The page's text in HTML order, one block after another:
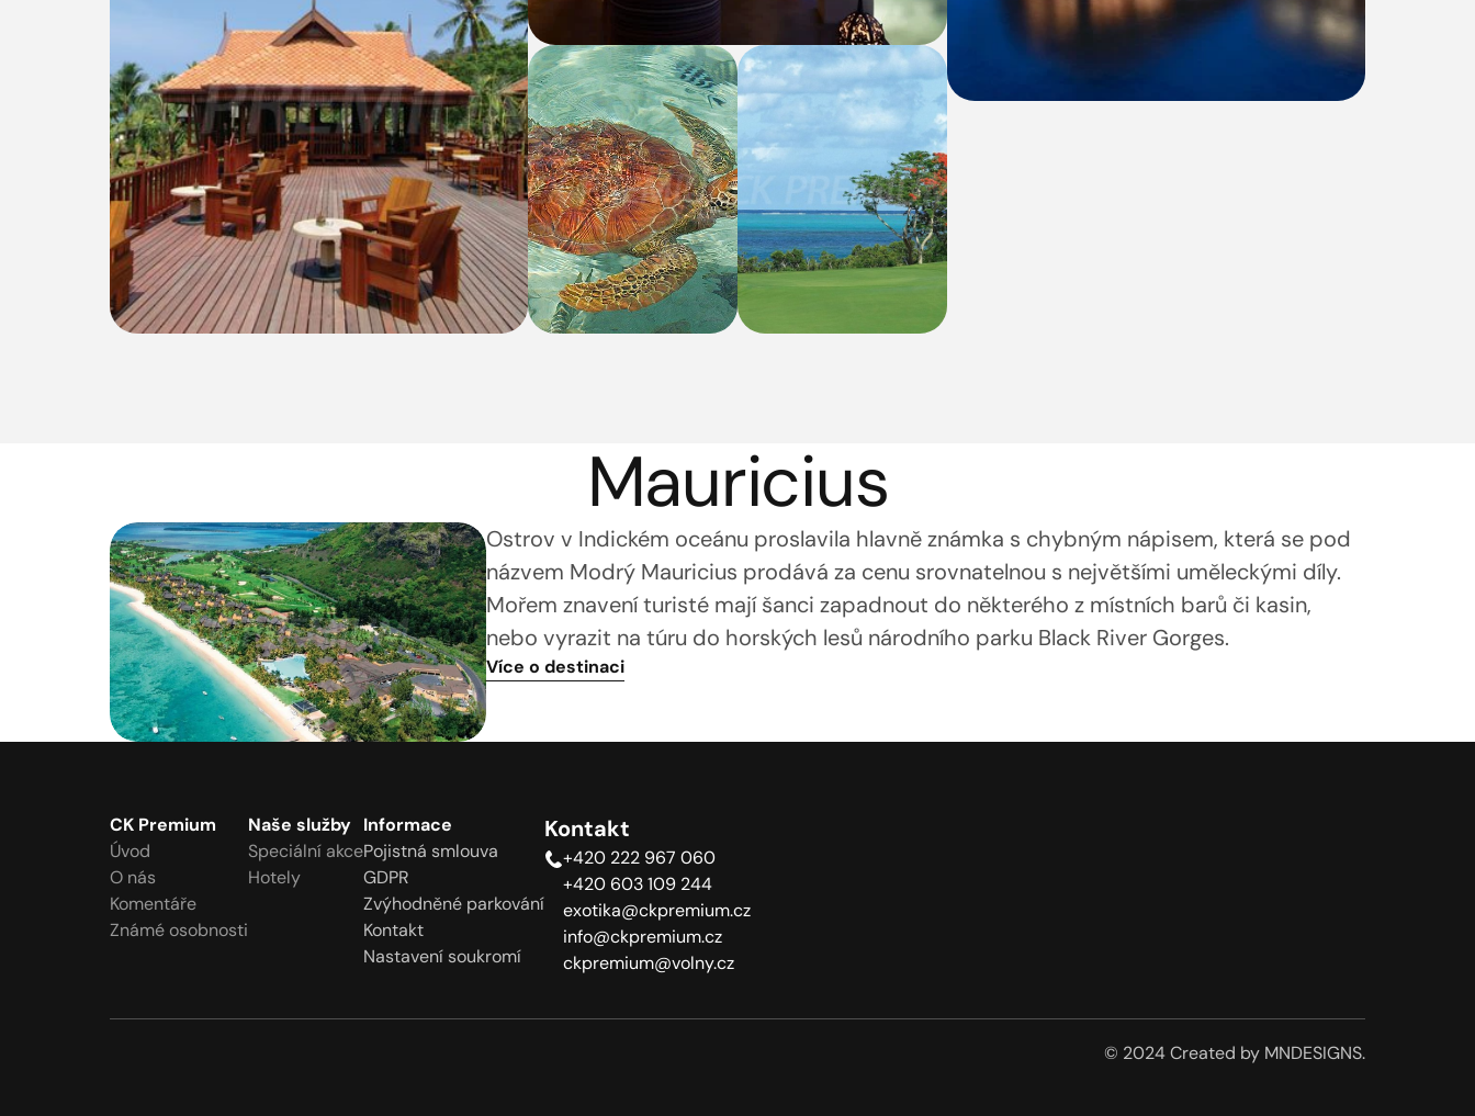
Mauricius
Ostrov v Indickém oceánu proslavila hlavně známka s chybným nápisem, která se pod
názvem Modrý Mauricius prodává za cenu srovnatelnou s největšími uměleckými díly.
Mořem znavení turisté mají šanci zapadnout do některého z místních barů či kasin,
Více o destinaci
CK Premium
Úvod
O nás
Komentáře
Známé osobnosti
Naše služby
Speciální akce
Hotely
Informace
Pojistná smlouva
GDPR
Zvýhodněné parkování
Kontakt
Nastavení soukromí
Kontakt
+420 222 967 060
+420 603 109 244
exotika@ckpremium.cz
info@ckpremium.cz
ckpremium@volny.cz
© 2024 Created by MNDESIGNS.